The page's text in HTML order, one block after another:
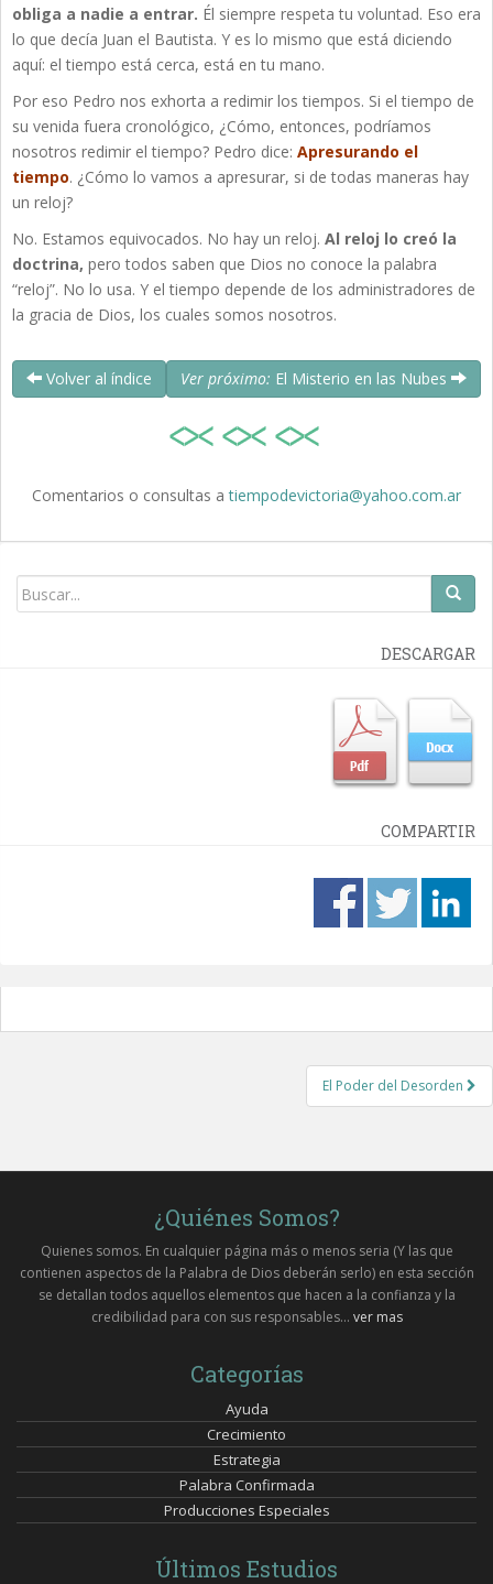
obliga a nadie a entrar. Él siempre respeta tu voluntad. Eso era
lo que decía Juan el Bautista. Y es lo mismo que está diciendo
aquí: el tiempo está cerca, está en tu mano.
Por eso Pedro nos exhorta a redimir los tiempos. Si el tiempo de
su venida fuera cronológico, ¿Cómo, entonces, podríamos
nosotros redimir el tiempo? Pedro dice: Apresurando el
tiempo. ¿Cómo lo vamos a apresurar, si de todas maneras hay
un reloj?
No. Estamos equivocados. No hay un reloj. Al reloj lo creó la
doctrina, pero todos saben que Dios no conoce la palabra
“reloj”. No lo usa. Y el tiempo depende de los administradores de
la gracia de Dios, los cuales somos nosotros.
Volver al índice Ver próximo: El Misterio en las Nubes
Comentarios o consultas atiempodevictoria@yahoo.com.ar
DESCARGAR
COMPARTIR
El Poder del Desorden
¿Quiénes Somos?
Quienes somos. En cualquier página más o menos seria (Y las que
contienen aspectos de la Palabra de Dios deberán serlo) en esta sección
se detallan todos aquellos elementos que hacen a la confianza y la
credibilidad para con sus responsables... ver mas
Categorías
Ayuda
Crecimiento
Estrategia
Palabra Confirmada
Producciones Especiales
Últimos Estudios